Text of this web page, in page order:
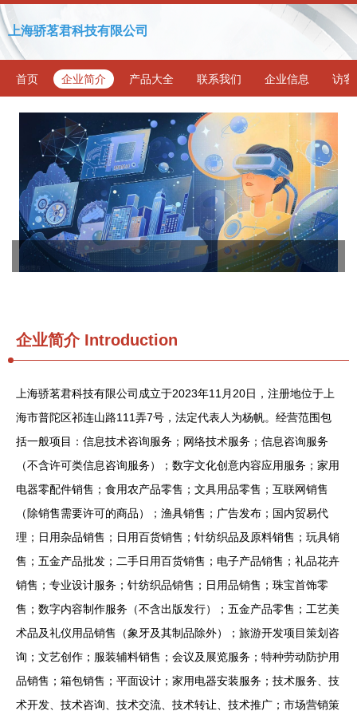
上海骄茗君科技有限公司
首页 企业简介 产品大全 联系我们 企业信息 访客
企业简介 Introduction
上海骄茗君科技有限公司成立于2023年11月20日，注册地位于上
海市普陀区祁连山路111弄7号，法定代表人为杨帆。经营范围包
括一般项目：信息技术咨询服务；网络技术服务；信息咨询服务
（不含许可类信息咨询服务）；数字文化创意内容应用服务；家用
电器零配件销售；食用农产品零售；文具用品零售；互联网销售
（除销售需要许可的商品）；渔具销售；广告发布；国内贸易代
理；日用杂品销售；日用百货销售；针纺织品及原料销售；玩具销
售；五金产品批发；二手日用百货销售；电子产品销售；礼品花卉
销售；专业设计服务；针纺织品销售；日用品销售；珠宝首饰零
售；数字内容制作服务（不含出版发行）；五金产品零售；工艺美
术品及礼仪用品销售（象牙及其制品除外）；旅游开发项目策划咨
询；文艺创作；服装辅料销售；会议及展览服务；特种劳动防护用
品销售；箱包销售；平面设计；家用电器安装服务；技术服务、技
术开发、技术咨询、技术交流、技术转让、技术推广；市场营销策